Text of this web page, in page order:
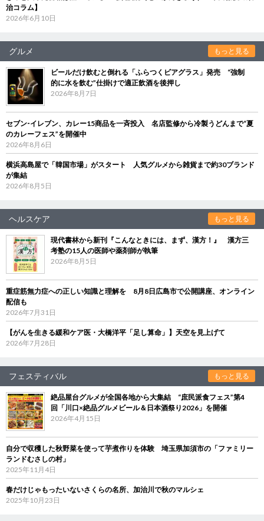
治コラム】
2026年6月10日
グルメ もっと見る
ビールだけ飲むと倒れる「ふらつくビアグラス」発売 “強制
的に水を飲む”仕掛けで適正飲酒を後押し
2026年8月7日
セブン‐イレブン、カレー15商品を一斉投入 名店監修から冷製うどんまで“夏
のカレーフェス”を開催中
2026年8月6日
横浜高島屋で「韓国市場」がスタート 人気グルメから雑貨まで約30ブランド
が集結
2026年8月5日
ヘルスケア もっと見る
現代書林から新刊『こんなときには、まず、漢方！』 漢方三
考塾の15人の医師や薬剤師が執筆
2026年8月5日
重症筋無力症への正しい知識と理解を 8月8日広島市で公開講座、オンライン
配信も
2026年7月31日
【がんを生きる緩和ケア医・大橋洋平「足し算命」】天空を見上げて
2026年7月28日
フェスティバル もっと見る
絶品屋台グルメが全国各地から大集結 “庶民派食フェス”第4
回「川口×絶品グルメビール＆日本酒祭り2026」を開催
2026年4月15日
自分で収穫した秋野菜を使って芋煮作りを体験 埼玉県加須市の「ファミリー
ランドむさしの村」
2025年11月4日
春だけじゃもったいないさくらの名所、加治川で秋のマルシェ
2025年10月23日